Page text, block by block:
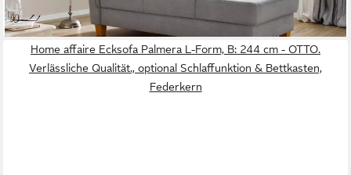
+3
Home affaire Ecksofa Palmera L-Form, B: 244 cm - OTTO.
Verlässliche Qualität., optional Schlaffunktion & Bettkasten,
Federkern